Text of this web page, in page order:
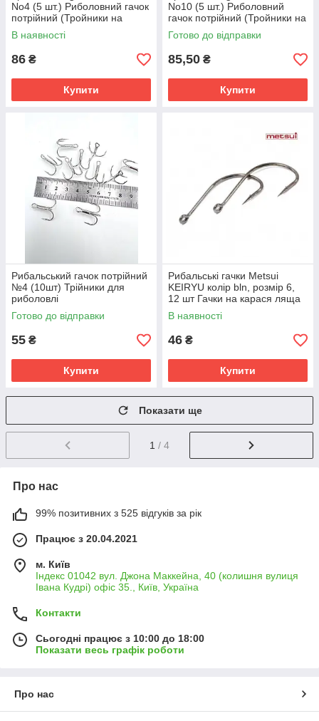
No4 (5 шт.) Риболовний гачок
потрійний (Тройники на
щуку)
В наявності
86 ₴
Купити
No10 (5 шт.) Риболовний
гачок потрійний (Тройники на
щуку)
Готово до відправки
85,50 ₴
Купити
Рибальський гачок потрійний
№4 (10шт) Трійники для
риболовлі
Готово до відправки
55 ₴
Купити
Рибальські гачки Metsui
KEIRYU колір bln, розмір 6,
12 шт Гачки на карася ляща
В наявності
46 ₴
Купити
Показати ще
1 / 4
Про нас
99% позитивних з 525 відгуків за рік
Працює з 20.04.2021
м. Київ
Індекс 01042 вул. Джона Маккейна, 40 (колишня вулиця
Івана Кудрі) офіс 35., Київ, Україна
Контакти
Сьогодні працює з 10:00 до 18:00
Показати весь графік роботи
Про нас